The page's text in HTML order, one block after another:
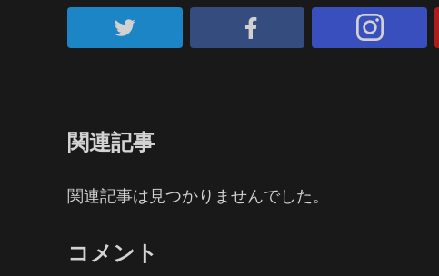
関連記事
関連記事は見つかりませんでした。
コメント